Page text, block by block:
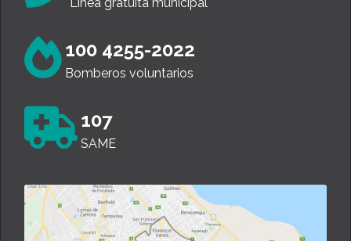
Línea gratuita municipal
100 4255-2022
Bomberos voluntarios
107
SAME